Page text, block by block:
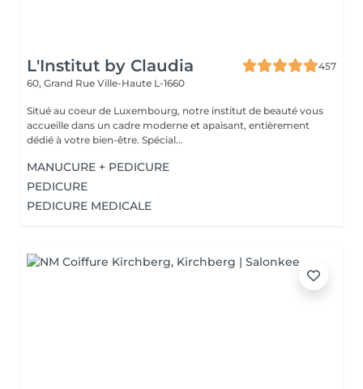
L'Institut by Claudia
457
60, Grand Rue Ville-Haute L-1660
Situé au coeur de Luxembourg, notre institut de beauté vous
accueille dans un cadre moderne et apaisant, entièrement
dédié à votre bien-être. Spécial...
MANUCURE + PEDICURE
PEDICURE
PEDICURE MEDICALE